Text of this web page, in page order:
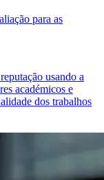
para as
usando a
académicos e
dos trabalhos